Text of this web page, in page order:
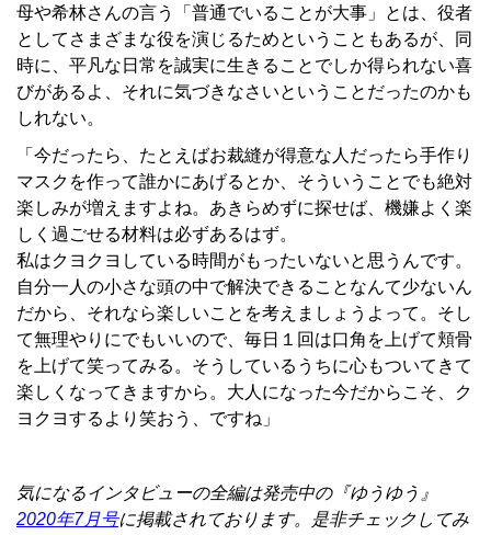
母や希林さんの言う「普通でいることが大事」とは、役者
としてさまざまな役を演じるためということもあるが、同
時に、平凡な日常を誠実に生きることでしか得られない喜
びがあるよ、それに気づきなさいということだったのかも
しれない。
「今だったら、たとえばお裁縫が得意な人だったら手作り
マスクを作って誰かにあげるとか、そういうことでも絶対
楽しみが増えますよね。あきらめずに探せば、機嫌よく楽
しく過ごせる材料は必ずあるはず。
私はクヨクヨしている時間がもったいないと思うんです。
自分一人の小さな頭の中で解決できることなんて少ないん
だから、それなら楽しいことを考えましょうよって。そし
て無理やりにでもいいので、毎日１回は口角を上げて頬骨
を上げて笑ってみる。そうしているうちに心もついてきて
楽しくなってきますから。大人になった今だからこそ、ク
ヨクヨするより笑おう、ですね」
気になるインタビューの全編は発売中の『ゆうゆう』
2020年7月号に掲載されております。是非チェックしてみ